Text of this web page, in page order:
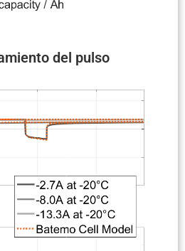
del pulso